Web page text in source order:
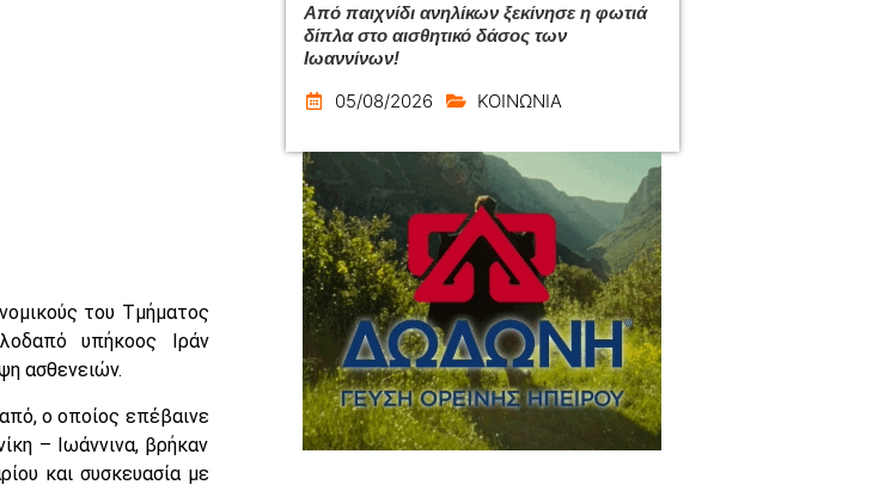
του Τμήματος
υπήκοος Ιράν
ασθενειών.
ο οποίος επέβαινε
– Ιωάννινα, βρήκαν
και συσκευασία με
Από παιχνίδι ανηλίκων ξεκίνησε η φωτιά
δίπλα στο αισθητικό δάσος των
Ιωαννίνων!
05/08/2026 ΚΟΙΝΩΝΙΑ